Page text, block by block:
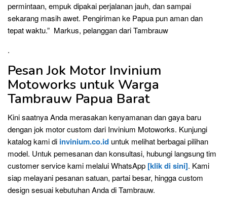
permintaan, empuk dipakai perjalanan jauh, dan sampai
sekarang masih awet. Pengiriman ke Papua pun aman dan
tepat waktu.” Markus, pelanggan dari Tambrauw
.
Pesan Jok Motor Invinium
Motoworks untuk Warga
Tambrauw Papua Barat
Kini saatnya Anda merasakan kenyamanan dan gaya baru
dengan jok motor custom dari Invinium Motoworks. Kunjungi
katalog kami di invinium.co.id untuk melihat berbagai pilihan
model. Untuk pemesanan dan konsultasi, hubungi langsung tim
customer service kami melalui WhatsApp [klik di sini]. Kami
siap melayani pesanan satuan, partai besar, hingga custom
design sesuai kebutuhan Anda di Tambrauw.